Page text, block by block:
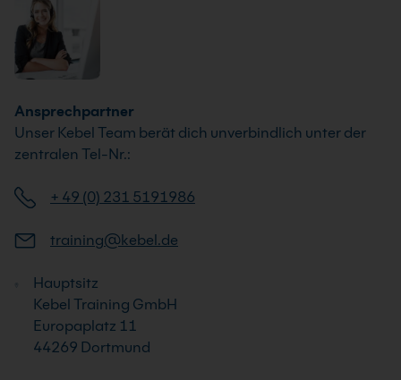
Ansprechpartner
Unser Kebel Team berät dich unverbindlich unter der
zentralen Tel-Nr.:
+ 49 (0) 231 5191986
training@kebel.de
Hauptsitz
Kebel Training GmbH
Europaplatz 11
44269 Dortmund